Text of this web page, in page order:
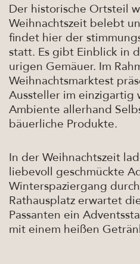
Der historische Ortsteil
Weihnachtszeit belebt
findet hier der
statt. Es gibt Einblick in
urigen Gemäuer. Im
Weihnachtsmarktest
Aussteller im einzigartig
Ambiente allerhand
bäuerliche Produkte.
In der Weihnachtszeit
liebevoll geschmückte
Winterspaziergang
Rathausplatz erwartet
Passanten ein
mit einem heißen